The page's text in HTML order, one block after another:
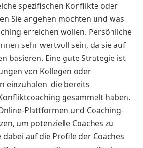
spezifischen Konflikte oder
Sie angehen möchten und was
erreichen wollen. Persönliche
sehr wertvoll sein, da sie auf
basieren. Eine gute Strategie ist
von Kollegen oder
einzuholen, die bereits
gesammelt haben.
Plattformen und Coaching-
um potenzielle Coaches zu
dabei auf die Profile der Coaches